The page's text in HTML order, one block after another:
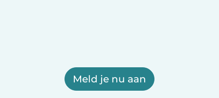
Meld je nu aan